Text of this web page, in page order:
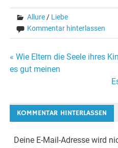
Allure/ Liebe
Kommentar hinterlassen
Beitrags-
« Wie Eltern die Seele ihres
es gut meinen
KOMMENTAR HINTERLASSEN
Deine E-Mail-Adresse wird